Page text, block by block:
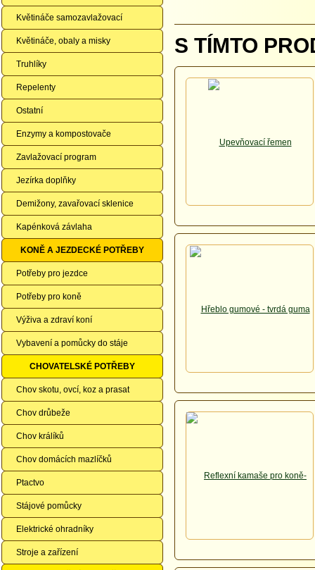
Květináče samozavlažovací
Květináče, obaly a misky
Truhlíky
Repelenty
Ostatní
Enzymy a kompostovače
Zavlažovací program
Jezírka doplňky
Demižony, zavařovací sklenice
Kapénková závlaha
KONĚ A JEZDECKÉ POTŘEBY
Potřeby pro jezdce
Potřeby pro koně
Výživa a zdraví koní
Vybavení a pomůcky do stáje
CHOVATELSKÉ POTŘEBY
Chov skotu, ovcí, koz a prasat
Chov drůbeže
Chov králíků
Chov domácích mazlíčků
Ptactvo
Stájové pomůcky
Elektrické ohradníky
Stroje a zařízení
S TÍMTO